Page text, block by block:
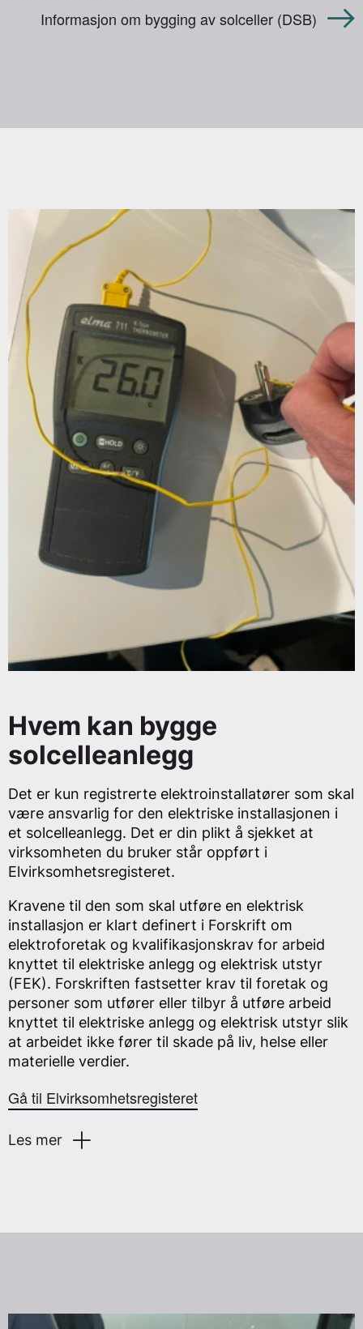
Informasjon om bygging av solceller (DSB)
Hvem kan bygge
solcelleanlegg
Det er kun registrerte elektroinstallatører som skal
være ansvarlig for den elektriske installasjonen i
et solcelleanlegg. Det er din plikt å sjekket at
virksomheten du bruker står oppført i
Elvirksomhetsregisteret.
Kravene til den som skal utføre en elektrisk
installasjon er klart definert i Forskrift om
elektroforetak og kvalifikasjonskrav for arbeid
knyttet til elektriske anlegg og elektrisk utstyr
(FEK). Forskriften fastsetter krav til foretak og
personer som utfører eller tilbyr å utføre arbeid
knyttet til elektriske anlegg og elektrisk utstyr slik
at arbeidet ikke fører til skade på liv, helse eller
materielle verdier.
Gå til Elvirksomhetsregisteret
Les mer
til elektriske anlegg og reparasjon av elektrisk
registeret.